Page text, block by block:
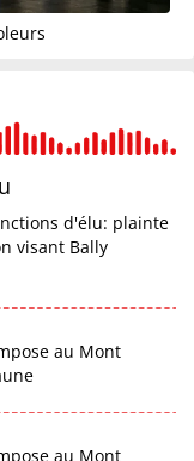
d'élu: plainte
visant Bally
au Mont
au Mont